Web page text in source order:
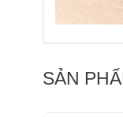
SẢN